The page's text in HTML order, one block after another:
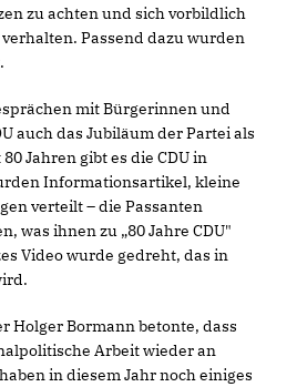
zu achten und sich vorbildlich
Passend dazu wurden
mit Bürgerinnen und
auch das Jubiläum der Partei als
Jahren gibt es die CDU in
Informationsartikel, kleine
verteilt – die Passanten
was ihnen zu „80 Jahre CDU"
Video wurde gedreht, das in
Holger Bormann betonte, dass
Arbeit wieder an
in diesem Jahr noch einiges